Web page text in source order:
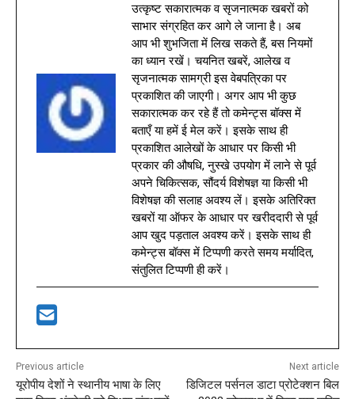
उत्कृष्ट सकारात्मक व सृजनात्मक खबरों को
साभार संग्रहित कर आगे ले जाना है। अब
आप भी शुभजिता में लिख सकते हैं, बस नियमों
का ध्यान रखें। चयनित खबरें, आलेख व
सृजनात्मक सामग्री इस वेबपत्रिका पर
प्रकाशित की जाएगी। अगर आप भी कुछ
सकारात्मक कर रहे हैं तो कमेन्ट्स बॉक्स में
बताएँ या हमें ई मेल करें। इसके साथ ही
प्रकाशित आलेखों के आधार पर किसी भी
प्रकार की औषधि, नुस्खे उपयोग में लाने से पूर्व
अपने चिकित्सक, सौंदर्य विशेषज्ञ या किसी भी
विशेषज्ञ की सलाह अवश्य लें। इसके अतिरिक्त
खबरों या ऑफर के आधार पर खरीददारी से पूर्व
आप खुद पड़ताल अवश्य करें। इसके साथ ही
कमेन्ट्स बॉक्स में टिप्पणी करते समय मर्यादित,
संतुलित टिप्पणी ही करें।
Previous article
यूरोपीय देशों ने स्थानीय भाषा के लिए
Next article
डिजिटल पर्सनल डाटा प्रोटेक्शन बिल